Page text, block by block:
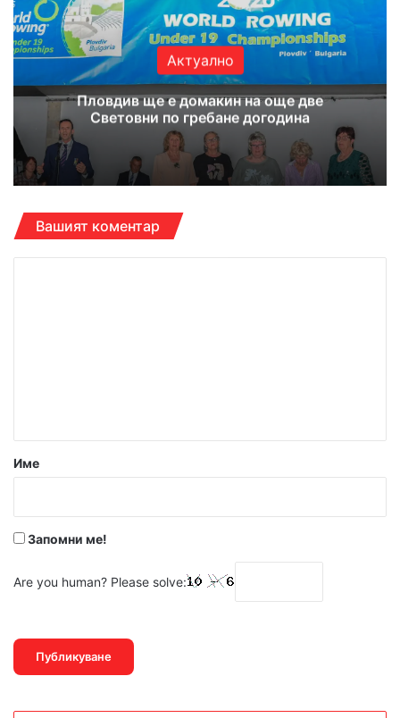
ok
e
m
Актуално
Пловдив ще е домакин на още две
Световни по гребане догодина
Вашият коментар
р
Име
Запомни ме!
Are you human? Please solve: